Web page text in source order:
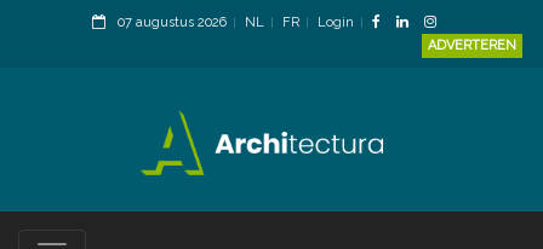
07 augustus 2026 NL FR
Login
ADVERTEREN